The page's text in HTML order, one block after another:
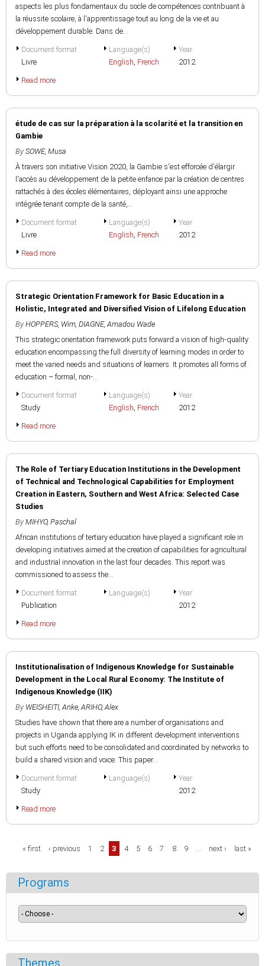
aspects les plus fondamentaux du socle de compétences contribuant à
la réussite scolaire, à l'apprentissage tout au long de la vie et au
développement durable. Dans de...
Document format
Livre
Language(s)
English French
Year
2012
Read more
étude de cas sur la préparation à la scolarité et la transition en
Gambie
By SOWE, Musa
À travers son initiative Vision 2020, la Gambie s'est efforcée d'élargir
l'accès au développement de la petite enfance par la création de centres
rattachés à des écoles élémentaires, déployant ainsi une approche
intégrée tenant compte de la santé,...
Document format
Livre
Language(s)
English French
Year
2012
Read more
Strategic Orientation Framework for Basic Education in a
Holistic, Integrated and Diversified Vision of Lifelong Education
By HOPPERS, Wim DIAGNE, Amadou Wade
This strategic orientation framework puts forward a vision of high-quality
education encompassing the full diversity of learning modes in order to
meet the varied needs and situations of learners. It promotes all forms of
education – formal, non-...
Document format
Study
Language(s)
English French
Year
2012
Read more
The Role of Tertiary Education Institutions in the Development
of Technical and Technological Capabilities for Employment
Creation in Eastern, Southern and West Africa: Selected Case
Studies
By MIHYO, Paschal
African institutions of tertiary education have played a significant role in
developing initiatives aimed at the creation of capabilities for agricultural
and industrial innovation in the last four decades. This report was
commissioned to assess the...
Document format
Publication
Language(s)
Year
2012
Read more
Institutionalisation of Indigenous Knowledge for Sustainable
Development in the Local Rural Economy: The Institute of
Indigenous Knowledge (IIK)
By WEISHEITI, Anke ARIHO, Alex
Studies have shown that there are a number of organisations and
projects in Uganda applying IK in different development interventions
but such efforts need to be consolidated and coordinated by networks to
build a shared vision and voice. This paper...
Document format
Study
Language(s)
Year
2012
Read more
Pages
« first ‹ previous 1 2 3 4 5 6 7 8 9 next › last »
Programs
Themes